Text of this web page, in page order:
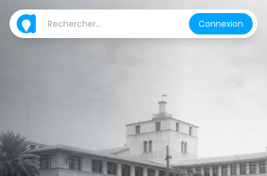
Connexion